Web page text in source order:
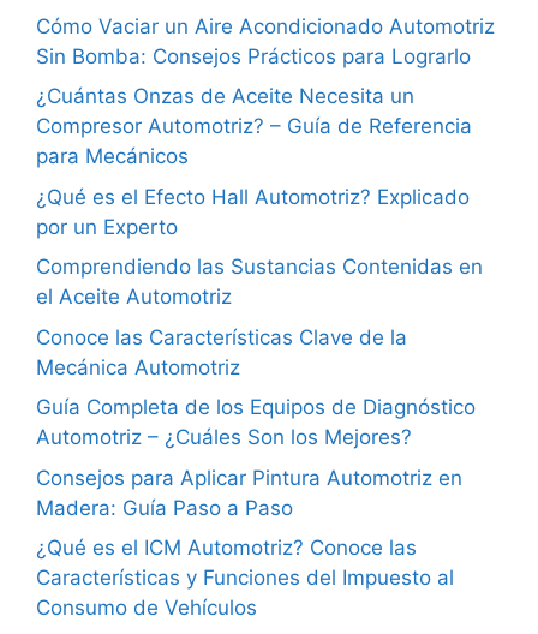
Cómo Vaciar un Aire Acondicionado Automotriz
Sin Bomba: Consejos Prácticos para Lograrlo
¿Cuántas Onzas de Aceite Necesita un
Compresor Automotriz? – Guía de Referencia
para Mecánicos
¿Qué es el Efecto Hall Automotriz? Explicado
por un Experto
Comprendiendo las Sustancias Contenidas en
el Aceite Automotriz
Conoce las Características Clave de la
Mecánica Automotriz
Guía Completa de los Equipos de Diagnóstico
Automotriz – ¿Cuáles Son los Mejores?
Consejos para Aplicar Pintura Automotriz en
Madera: Guía Paso a Paso
¿Qué es el ICM Automotriz? Conoce las
Características y Funciones del Impuesto al
Consumo de Vehículos